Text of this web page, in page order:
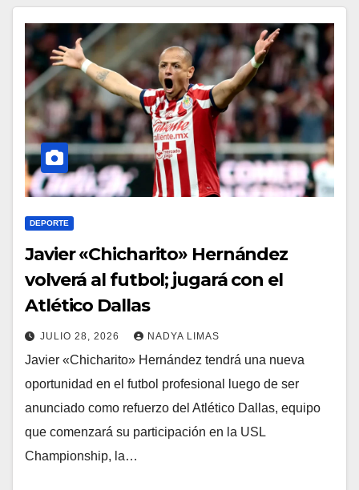
DEPORTE
Javier «Chicharito» Hernández
volverá al futbol; jugará con el
Atlético Dallas
JULIO 28, 2026 NADYA LIMAS
Javier «Chicharito» Hernández tendrá una nueva
oportunidad en el futbol profesional luego de ser
anunciado como refuerzo del Atlético Dallas, equipo
que comenzará su participación en la USL
Championship, la…